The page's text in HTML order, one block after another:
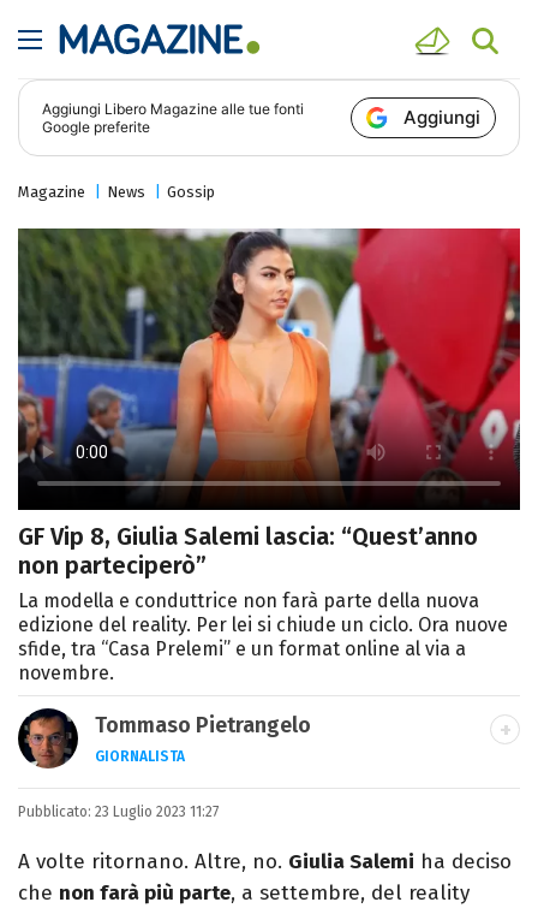
Aggiungi Libero Magazine alle tue fonti
Google preferite
Aggiungi
Magazine News Gossip
GF Vip 8, Giulia Salemi lascia: “Quest’anno
non parteciperò”
La modella e conduttrice non farà parte della nuova
edizione del reality. Per lei si chiude un ciclo. Ora nuove
sfide, tra “Casa Prelemi” e un format online al via a
novembre.
Tommaso Pietrangelo
GIORNALISTA
Autore, giornalista, cantautore. Laureato in
Letterature Straniere, è appassionato di
cinema, poesia e Shakespeare. Scrive
canzoni e ama i gatti.
Pubblicato: 23 Luglio 2023 11:27
A volte ritornano. Altre, no. Giulia Salemi ha deciso
che non farà più parte, a settembre, del reality